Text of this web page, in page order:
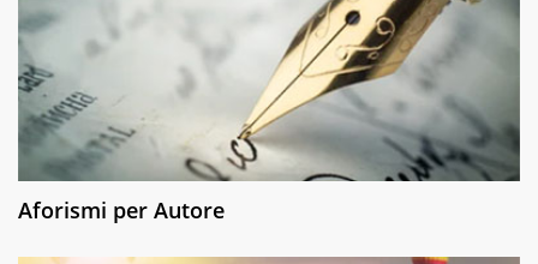
Aforismi per Autore